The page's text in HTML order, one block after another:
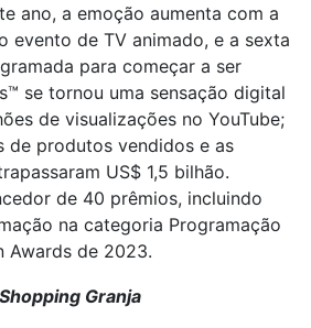
ano, a emoção aumenta com a
evento de TV animado, e a sexta
para começar a ser
se tornou uma sensação digital
de visualizações no YouTube;
de produtos vendidos e as
US$ 1,5 bilhão.
de 40 prêmios, incluindo
na categoria Programação
Awards de 2023.
Granja